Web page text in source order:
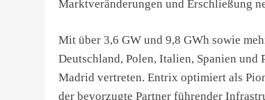
Marktveränderungen und Erschließung
Mit über 3,6 GW und 9,8 GWh sowie
Deutschland, Polen, Italien, Spanien
Madrid vertreten. Entrix optimiert als
der bevorzugte Partner führender